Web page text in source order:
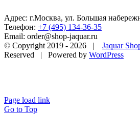
Адрес: г.Москва, ул. Большая
Телефон: +7 (495) 134-36-35
Email: order@shop-jaquar.ru
© Copyright 2019 - 2026 | Jaquar
Reserved | Powered by WordPress
Page load link
Go to Top